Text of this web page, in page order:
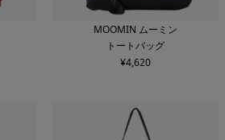
MOOMIN ムーミン
トートバッグ
¥4,620